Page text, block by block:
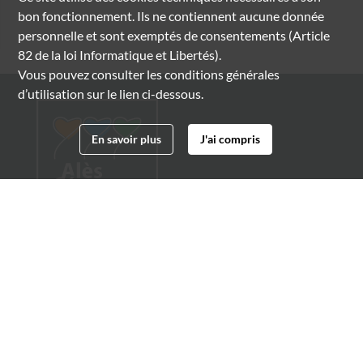
bon fonctionnement. Ils ne contiennent aucune donnée
personnelle et sont exemptés de consentements (Article
82 de la loi Informatique et Libertés).
Vous pouvez consulter les conditions générales
d’utilisation sur le lien ci-dessous.
En savoir plus J'ai compris